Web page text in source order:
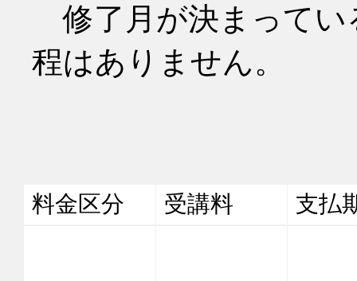
修了月が決まってい
程はありません。
料金区分 受講料 支払